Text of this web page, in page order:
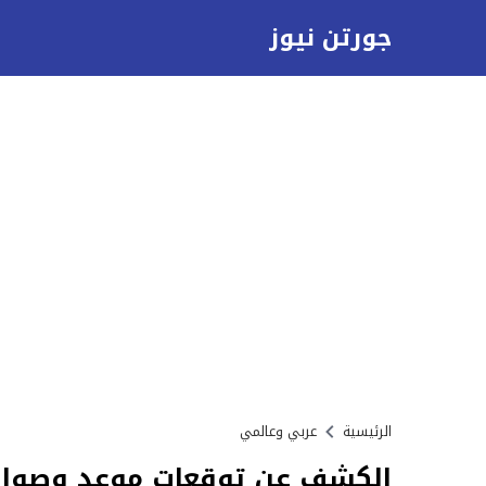
جورتن نيوز
الرئيسية عربي وعالمي